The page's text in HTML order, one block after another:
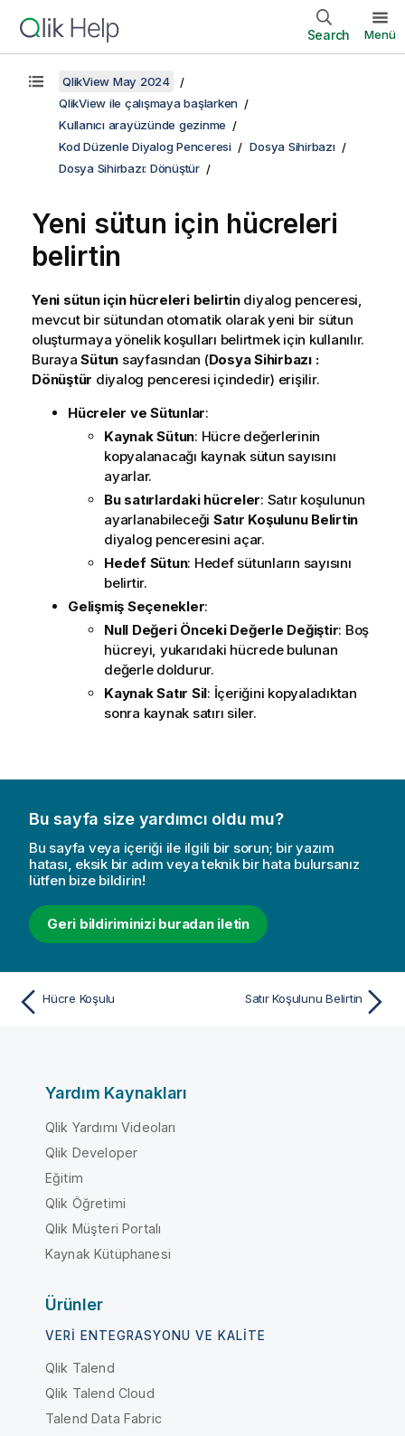
Search Menü
QlikView May 2024
QlikView ile çalışmaya başlarken
Kullanıcı arayüzünde gezinme
Kod Düzenle Diyalog Penceresi
Dosya Sihirbazı
Dosya Sihirbazı: Dönüştür
Yeni sütun için hücreleri
belirtin
Yeni sütun için hücreleri belirtindiyalog penceresi,
mevcut bir sütundan otomatik olarak yeni bir sütun
oluşturmaya yönelik koşulları belirtmek için kullanılır.
BurayaSütun sayfasından (Dosya Sihirbazı :
Dönüştür diyalog penceresi içindedir) erişilir.
Hücreler ve Sütunlar:
Kaynak Sütun: Hücre değerlerinin
kopyalanacağı kaynak sütun sayısını
ayarlar.
Bu satırlardaki hücreler: Satır koşulunun
ayarlanabileceği Satır Koşulunu Belirtin
diyalog penceresini açar.
Hedef Sütun: Hedef sütunların sayısını
belirtir.
Gelişmiş Seçenekler:
Null Değeri Önceki Değerle Değiştir: Boş
hücreyi, yukarıdaki hücrede bulunan
değerle doldurur.
Kaynak Satır Sil: İçeriğini kopyaladıktan
sonra kaynak satırı siler.
Bu sayfa size yardımcı oldu mu?
Bu sayfa veya içeriği ile ilgili bir sorun; bir yazım
hatası, eksik bir adım veya teknik bir hata bulursanız
lütfen bize bildirin!
Geri bildiriminizi buradan iletin
Hücre Koşulu Satır Koşulunu Belirtin
Yardım Kaynakları
Qlik Yardımı Videoları
Qlik Developer
Eğitim
Qlik Öğretimi
Qlik Müşteri Portalı
Kaynak Kütüphanesi
Ürünler
VERI ENTEGRASYONU VE KALITE
Qlik Talend
Qlik Talend Cloud
Talend Data Fabric